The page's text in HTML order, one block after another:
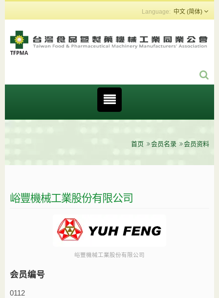
中文 (简体)
首页 会员名录 会员资料
峪豐機械工業股份有限公司
峪豐機械工業股份有限公司
会员编号
0112